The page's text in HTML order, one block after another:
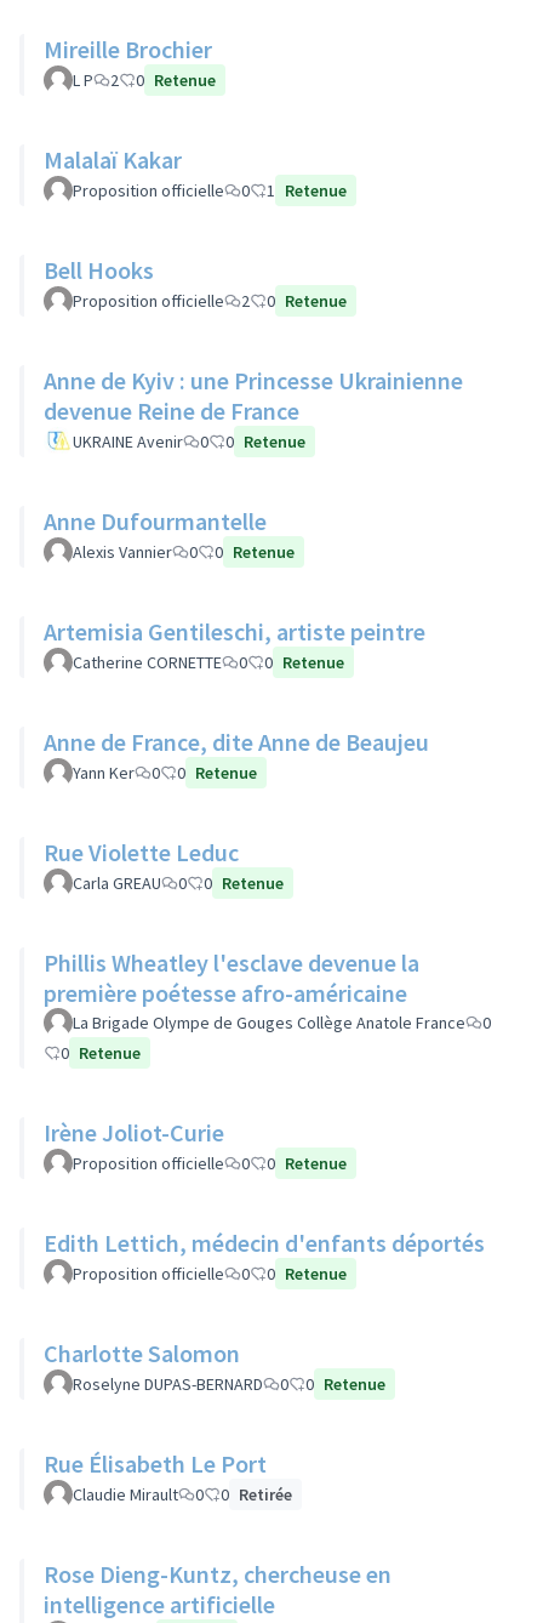
Mireille Brochier
L P 2 0 Retenue
Malalaï Kakar
Proposition officielle 0 1 Retenue
Bell Hooks
Proposition officielle 2 0 Retenue
Anne de Kyiv : une Princesse Ukrainienne
devenue Reine de France
UKRAINE Avenir 0 0 Retenue
Anne Dufourmantelle
Alexis Vannier 0 0 Retenue
Artemisia Gentileschi, artiste peintre
Catherine CORNETTE 0 0 Retenue
Anne de France, dite Anne de Beaujeu
Yann Ker 0 0 Retenue
Rue Violette Leduc
Carla GREAU 0 0 Retenue
Phillis Wheatley l'esclave devenue la
première poétesse afro-américaine
La Brigade Olympe de Gouges Collège Anatole France
0
0 Retenue
Irène Joliot-Curie
Proposition officielle 0 0 Retenue
Edith Lettich, médecin d'enfants déportés
Proposition officielle 0 0 Retenue
Charlotte Salomon
Roselyne DUPAS-BERNARD 0 0 Retenue
Rue Élisabeth Le Port
Claudie Mirault 0 0 Retirée
Rose Dieng-Kuntz, chercheuse en
intelligence artificielle